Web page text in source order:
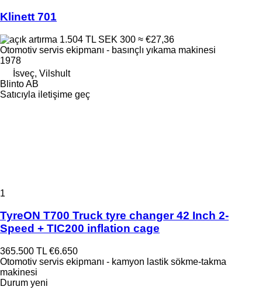
Klinett 701
1.504 TL SEK 300 ≈ €27,36
Otomotiv servis ekipmanı - basınçlı yıkama makinesi
1978
İsveç, Vilshult
Blinto AB
Satıcıyla iletişime geç
1
TyreON T700 Truck tyre changer 42 Inch 2-
Speed + TIC200 inflation cage
365.500 TL €6.650
Otomotiv servis ekipmanı - kamyon lastik sökme-takma
makinesi
Durum yeni